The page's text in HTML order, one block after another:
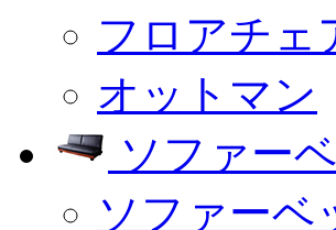
フロアチェ
オットマン
ソファー
ソファーベ